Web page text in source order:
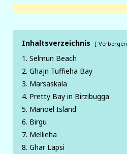
Inhaltsverzeichnis Verbergen
1. Selmun Beach
2. Ghajn Tuffieha Bay
3. Marsaskala
4. Pretty Bay in Birzibugga
5. Manoel Island
6. Birgu
7. Mellieha
8. Ghar Lapsi